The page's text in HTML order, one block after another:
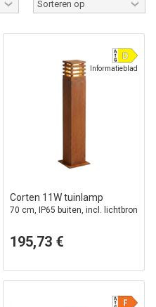
Informatieblad
Corten 11W tuinlamp
70 cm, IP65 buiten, incl. lichtbron
195,73 €